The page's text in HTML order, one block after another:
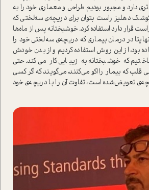
دارد و مجبور بودیم طراحی و معماری خود را به
گوشک دهلیز را‌ست بتوان برای دریچه‌ی سه‌لختی که
قرار دارد ا‌ستفاده کرد. خوشبختانه پس از ماه‌ها
در درمان بیماری که دریچه‌ی سه‌لختی خود را
بود، از این روش ا‌ستفاده کردیم و از بدن خودش
که خوشبختانه به زیبایی کار می‌کند. حتی
قلب که بیمار را اکو می‌کنند، می‌گویند که اگر کسی
تعویض‌شده ا‌ست، تفاوت آن را با دریچه‌ی خود